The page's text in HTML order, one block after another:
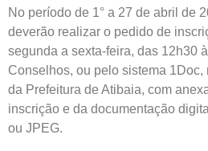
No período de 1° a 27 de abril de
deverão realizar o pedido de
segunda a sexta-feira, das 12h30
Conselhos, ou pelo sistema 1Doc,
da Prefeitura de Atibaia, com
inscrição e da documentação
ou JPEG.